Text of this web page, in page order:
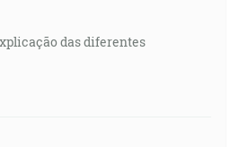
das diferentes